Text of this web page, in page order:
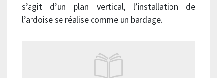
s’agit d’un plan vertical, l’installation de
l’ardoise se réalise comme un bardage.